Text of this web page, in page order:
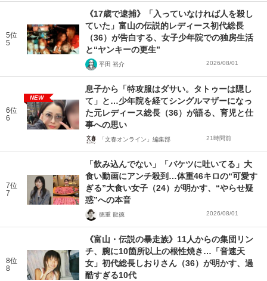
5位
5
《17歳で逮捕》「入っていなければ人を殺し
ていた」富山の伝説的レディース初代総長
（36）が告白する、女子少年院での独房生活
と“ヤンキーの更生”
平田 裕介 2026/08/01
6位
6
NEW
息子から「特攻服はダサい。タトゥーは隠し
て」と…少年院を経てシングルマザーになっ
た元レディース総長（36）が語る、育児と仕
事への思い
「文春オンライン」編集部 21時間前
7位
7
「飲み込んでない」「バケツに吐いてる」大
食い動画にアンチ殺到…体重46キロの“可愛す
ぎる”大食い女子（24）が明かす、“やらせ疑
惑”への本音
徳重 龍徳 2026/08/01
8位
8
《富山・伝説の暴走族》11人からの集団リン
チ、腕に10箇所以上の根性焼き…「音速天
女」初代総長しおりさん（36）が明かす、過
酷すぎる10代